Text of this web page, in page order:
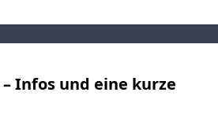
Infos und eine kurze